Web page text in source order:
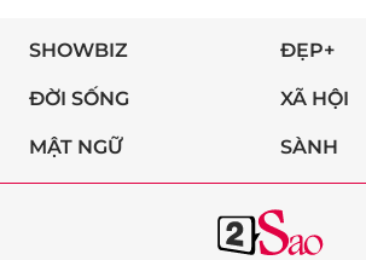
SHOWBIZ ĐẸP+
ĐỜI SỐNG XÃ HỘI
MẬT NGỮ SÀNH